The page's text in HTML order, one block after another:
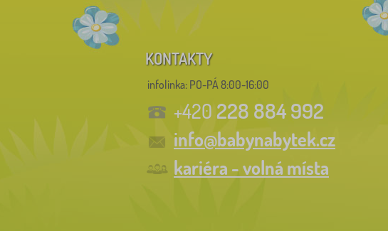
KONTAKTY
infolinka: PO-PÁ 8:00-16:00
+420 228 884 992
info@babynabytek.cz
kariéra - volná místa